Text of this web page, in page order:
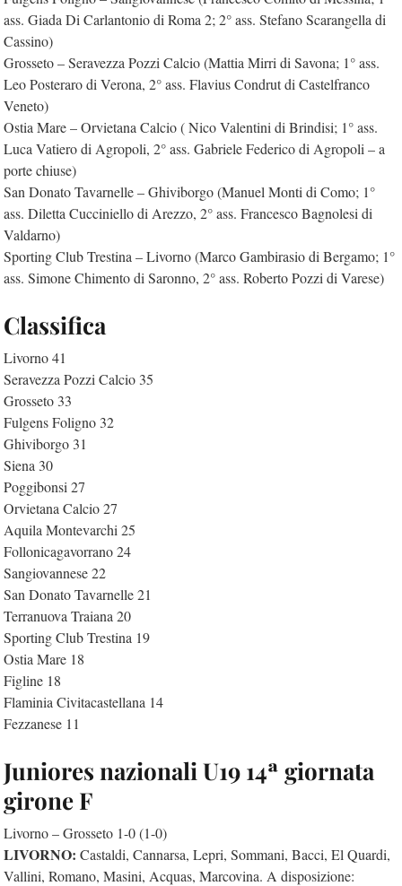
ass. Giada Di Carlantonio di Roma 2; 2° ass. Stefano Scarangella di
Cassino)
Grosseto – Seravezza Pozzi Calcio (Mattia Mirri di Savona; 1° ass.
Leo Posteraro di Verona, 2° ass. Flavius Condrut di Castelfranco
Veneto)
Ostia Mare – Orvietana Calcio ( Nico Valentini di Brindisi; 1° ass.
Luca Vatiero di Agropoli, 2° ass. Gabriele Federico di Agropoli – a
porte chiuse)
San Donato Tavarnelle – Ghiviborgo (Manuel Monti di Como; 1°
ass. Diletta Cucciniello di Arezzo, 2° ass. Francesco Bagnolesi di
Valdarno)
Sporting Club Trestina – Livorno (Marco Gambirasio di Bergamo; 1°
ass. Simone Chimento di Saronno, 2° ass. Roberto Pozzi di Varese)
Classifica
Livorno 41
Seravezza Pozzi Calcio 35
Grosseto 33
Fulgens Foligno 32
Ghiviborgo 31
Siena 30
Poggibonsi 27
Orvietana Calcio 27
Aquila Montevarchi 25
Follonicagavorrano 24
Sangiovannese 22
San Donato Tavarnelle 21
Terranuova Traiana 20
Sporting Club Trestina 19
Ostia Mare 18
Figline 18
Flaminia Civitacastellana 14
Fezzanese 11
Juniores nazionali U19 14ª giornata
girone F
Livorno – Grosseto 1-0 (1-0)
LIVORNO: Castaldi, Cannarsa, Lepri, Sommani, Bacci, El Quardi,
Vallini, Romano, Masini, Acquas, Marcovina. A disposizione: